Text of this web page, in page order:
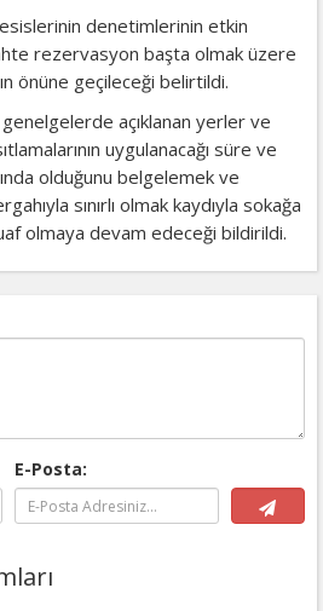
denetimlerinin etkin
rezervasyon başta olmak üzere
önüne geçileceği belirtildi.
açıklanan yerler ve
uygulanacağı süre ve
olduğunu belgelemek ve
sınırlı olmak kaydıyla sokağa
olmaya devam edeceği bildirildi.
E-Posta: